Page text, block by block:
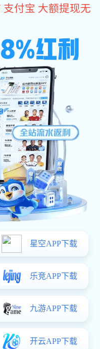
究竟指的是
？
02/06
属配件的统称，其作
高门窗整体的安全性
具体的金属，而是泛指
配件种类繁多，按用途
合页、铰链、闭门器、
其功能。
机械锁、电子锁、智能
过钥匙开启;电子锁则通
能锁则结合了现代科